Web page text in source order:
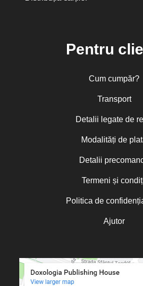
Pentru
Cum cumpăr?
Transport
Detalii legate de
Modalități de
Detalii
Termeni și
Politica de
Ajutor